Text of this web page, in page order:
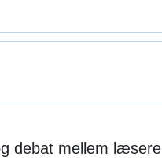
debat mellem læsere